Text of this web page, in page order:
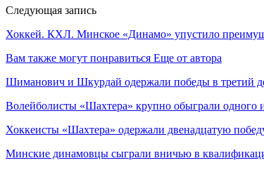
Следующая запись
Хоккей. КХЛ. Минское «Динамо» упустило
Вам также могут понравиться Еще от автора
Шиманович и Шкурдай одержали победы в третий
Волейболисты «Шахтера» крупно обыграли одного
Хоккеисты «Шахтера» одержали двенадцатую
Минские динамовцы сыграли вничью в